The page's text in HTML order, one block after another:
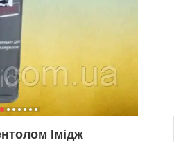
Імідж